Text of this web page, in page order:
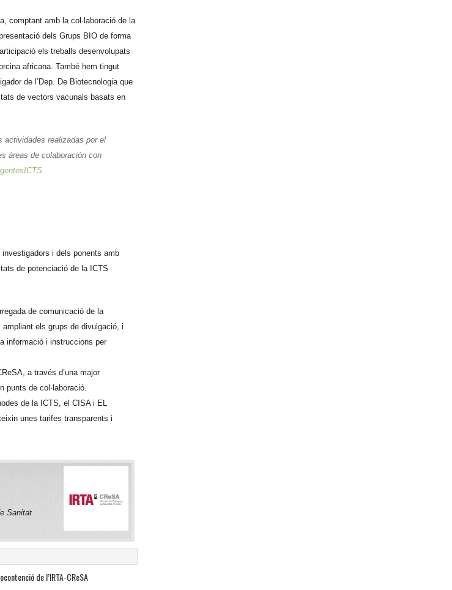
comptant amb la col·laboració de la
dels Grups BIO de forma
els treballs desenvolupats
africana. També hem tingut
de l’Dep. De Biotecnologia que
de vectors vacunals basats en
actividades realizadas por el
áreas de colaboración con
investigadors i dels ponents amb
de potenciació de la ICTS
de comunicació de la
els grups de divulgació, i
informació i instruccions per
a través d’una major
punts de col·laboració.
de la ICTS, el CISA i EL
unes tarifes transparents i
Sanitat
de l’IRTA-CReSA